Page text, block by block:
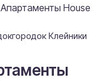
House
Клейники